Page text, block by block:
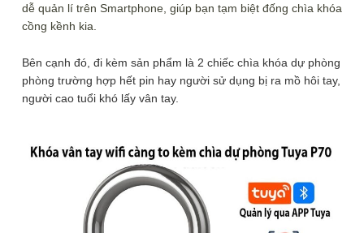
dễ quản lí trên Smartphone, giúp bạn tạm biệt đống chìa khóa
cồng kềnh kia.
Bên cạnh đó, đi kèm sản phẩm là 2 chiếc chìa khóa dự phòng
phòng trường hợp hết pin hay người sử dụng bị ra mồ hôi tay,
người cao tuổi khó lấy vân tay.
1.390.000
Để lại thông tin, chúng tôi sẽ tư vấn sớm nhất. Hoàn Toàn Miễn Phí,
Không Mua Cũng Không Sao
Giao hàng toàn quốc
Miễn phí ship đơn hàng >1.000.000đ
Giao hàng nội thành Hà Nội 24h, giao hỏa tốc Grab
Khóa vân tay wifi càng to kèm chìa